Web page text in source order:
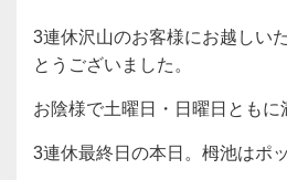
3連休沢山のお客様にお越しい
とうございました。
お陰様で土曜日・日曜日ともに
3連休最終日の本日。栂池はポ